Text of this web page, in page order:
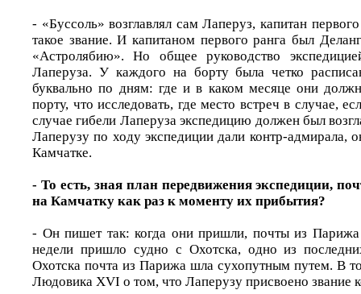
- «Буссоль» возглавлял сам Лаперуз, капитан
такое звание. И капитаном первого ранга был
«Астролябию». Но общее руководство
Лаперуза. У каждого на борту была четко
буквально по дням: где и в каком месяце они
порту, что исследовать, где место встреч в случае,
случае гибели Лаперуза экспедицию должен был
Лаперузу по ходу экспедиции дали контр-адмирала,
Камчатке.
- То есть, зная план передвижения экспедиции,
на Камчатку как раз к моменту их прибытия?
- Он пишет так: когда они пришли, почты из
недели пришло судно с Охотска, одно из
Охотска почта из Парижа шла сухопутным путем. В
Людовика XVI о том, что Лаперузу присвоено звание